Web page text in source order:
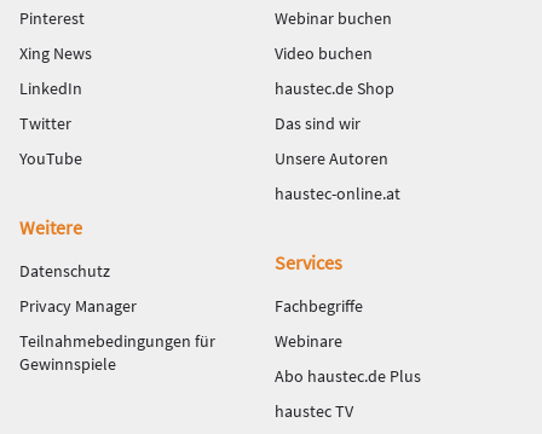
Pinterest
Xing News
LinkedIn
Twitter
YouTube
Webinar buchen
Video buchen
haustec.de Shop
Das sind wir
Unsere Autoren
haustec-online.at
Weitere
Datenschutz
Privacy Manager
Teilnahmebedingungen für
Gewinnspiele
Services
Fachbegriffe
Webinare
Abo haustec.de Plus
haustec TV